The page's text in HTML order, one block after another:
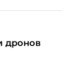
дронов